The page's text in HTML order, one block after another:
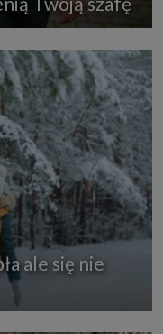
ale się nie